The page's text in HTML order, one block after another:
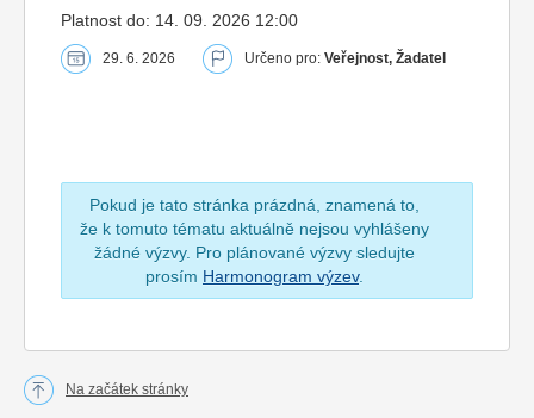
Platnost do: 14. 09. 2026 12:00
29. 6. 2026 Určeno pro: Veřejnost, Žadatel
Pokud je tato stránka prázdná, znamená to,
že k tomuto tématu aktuálně nejsou vyhlášeny
žádné výzvy. Pro plánované výzvy sledujte
prosím Harmonogram výzev.
Na začátek stránky